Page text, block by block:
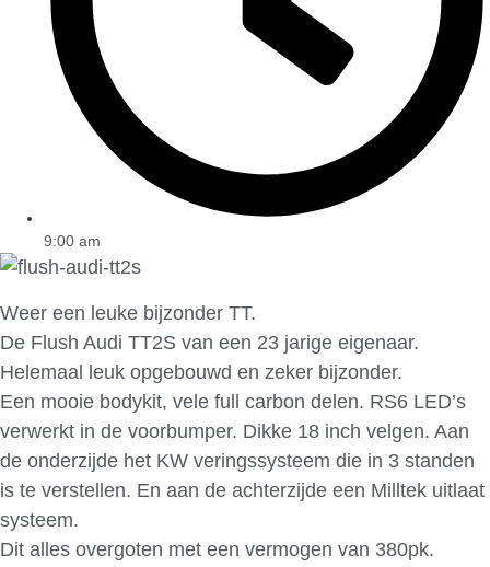
9:00 am
Weer een leuke bijzonder TT.
De Flush Audi TT2S van een 23 jarige eigenaar.
Helemaal leuk opgebouwd en zeker bijzonder.
Een mooie bodykit, vele full carbon delen. RS6 LED’s
verwerkt in de voorbumper. Dikke 18 inch velgen. Aan
de onderzijde het KW veringssysteem die in 3 standen
is te verstellen. En aan de achterzijde een Milltek uitlaat
systeem.
Dit alles overgoten met een vermogen van 380pk.